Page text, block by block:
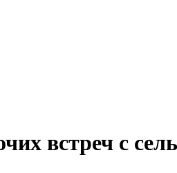
встреч с